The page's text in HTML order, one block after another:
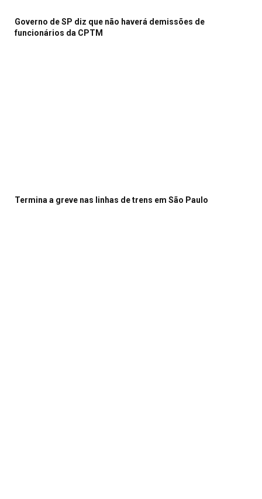
Governo de SP diz que não haverá demissões de
funcionários da CPTM
Termina a greve nas linhas de trens em São Paulo